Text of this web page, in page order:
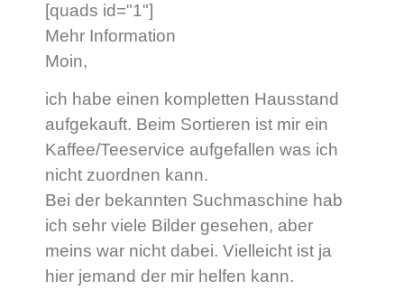
[quads id="1"]
Mehr Information
Moin,
ich habe einen kompletten Hausstand
aufgekauft. Beim Sortieren ist mir ein
Kaffee/Teeservice aufgefallen was ich
nicht zuordnen kann.
Bei der bekannten Suchmaschine hab
ich sehr viele Bilder gesehen, aber
meins war nicht dabei. Vielleicht ist ja
hier jemand der mir helfen kann.